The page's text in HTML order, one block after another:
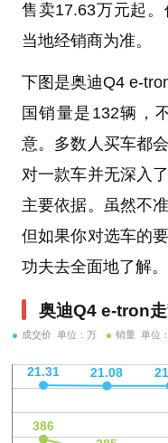
售卖17.63万元起
当地经销商为准。
下图是奥迪Q4 e-
国销量是132辆，
意。多数人买车都
对一款车并无深入
主要依据。虽然不
但如果你对选车的
功夫去全面地了解。
奥迪Q4 e-tron走
成交价 单位：万 销量 单位